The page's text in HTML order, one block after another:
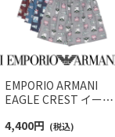
EMPORIO ARMANI
EAGLE CREST イーグ
ーブン トランクス
4,400円 (税込)